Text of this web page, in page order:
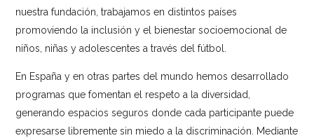
nuestra fundación, trabajamos en distintos países
promoviendo la inclusión y el bienestar socioemocional de
niños, niñas y adolescentes a través del fútbol.
En España y en otras partes del mundo hemos desarrollado
programas que fomentan el respeto a la diversidad,
generando espacios seguros donde cada participante puede
expresarse libremente sin miedo a la discriminación. Mediante